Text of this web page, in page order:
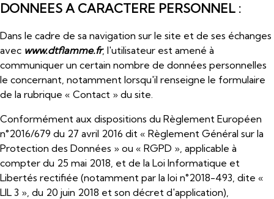
DONNEES A CARACTERE PERSONNEL :
Dans le cadre de sa navigation sur le site et de ses échanges
avec www.dtflamme.fr, l'utilisateur est amené à
communiquer un certain nombre de données personnelles
le concernant, notamment lorsqu'il renseigne le formulaire
de la rubrique « Contact » du site.
Conformément aux dispositions du Règlement Européen
n°2016/679 du 27 avril 2016 dit « Règlement Général sur la
Protection des Données » ou « RGPD », applicable à
compter du 25 mai 2018, et de la Loi Informatique et
Libertés rectifiée (notamment par la loi n°2018-493, dite «
LIL 3 », du 20 juin 2018 et son décret d'application),